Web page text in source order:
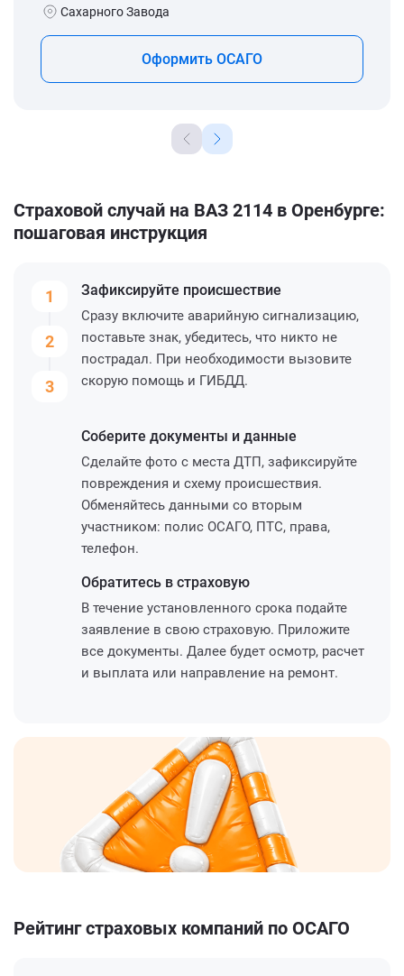
Сахарного Завода
Оформить ОСАГО
Страховой случай на ВАЗ 2114 в Оренбурге:
пошаговая инструкция
1
2
3
Зафиксируйте происшествие
Сразу включите аварийную сигнализацию,
поставьте знак, убедитесь, что никто не
пострадал. При необходимости вызовите
скорую помощь и ГИБДД.
Соберите документы и данные
Сделайте фото с места ДТП, зафиксируйте
повреждения и схему происшествия.
Обменяйтесь данными со вторым
участником: полис ОСАГО, ПТС, права,
телефон.
Обратитесь в страховую
В течение установленного срока подайте
заявление в свою страховую. Приложите
все документы. Далее будет осмотр, расчет
и выплата или направление на ремонт.
Рейтинг страховых компаний по ОСАГО